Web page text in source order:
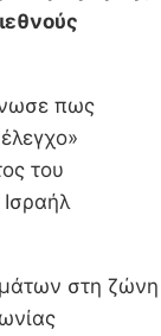
πως
του
στη ζώνη